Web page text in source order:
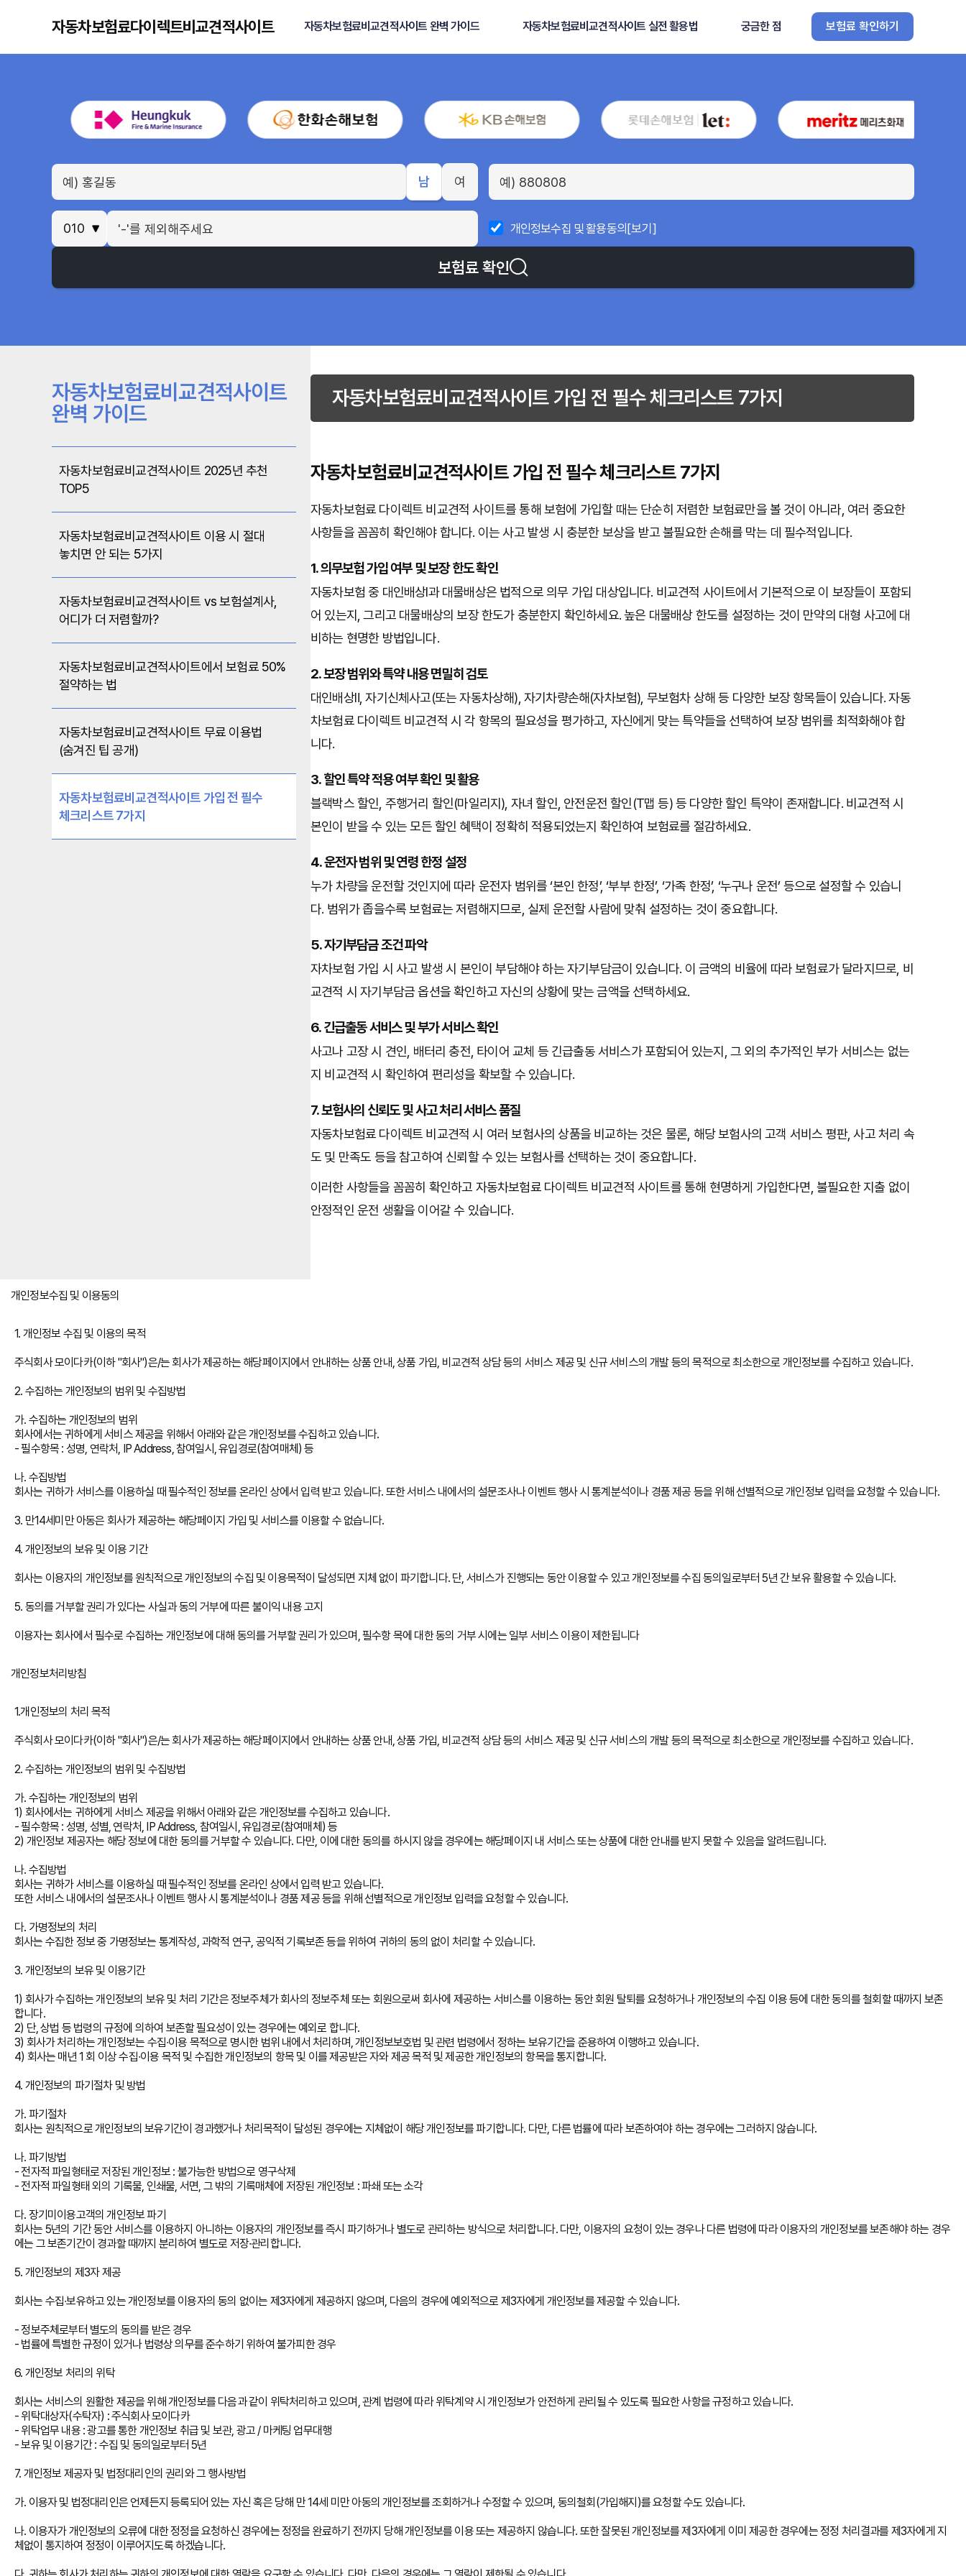
자동차보험료다이렉트비교견적사이트 자동차보험료비교견적사이트 완벽 가이드 자동차보험료비교견적사이트 실전 활용법 궁금한 점 보험료 확인하기
남 여
개인정보수집 및 활용동의[보기]
보험료 확인
자동차보험료비교견적사이트
완벽 가이드
자동차보험료비교견적사이트 2025년 추천
TOP5
자동차보험료비교견적사이트 이용 시 절대
놓치면 안 되는 5가지
자동차보험료비교견적사이트 vs 보험설계사,
어디가 더 저렴할까?
자동차보험료비교견적사이트에서 보험료 50%
절약하는 법
자동차보험료비교견적사이트 무료 이용법
(숨겨진 팁 공개)
자동차보험료비교견적사이트 가입 전 필수
체크리스트 7가지
자동차보험료비교견적사이트 가입 전 필수 체크리스트 7가지
자동차보험료비교견적사이트 가입 전 필수 체크리스트 7가지
자동차보험료 다이렉트 비교견적 사이트를 통해 보험에 가입할 때는 단순히 저렴한 보험료만을 볼 것이 아니라, 여러 중요한
사항들을 꼼꼼히 확인해야 합니다. 이는 사고 발생 시 충분한 보상을 받고 불필요한 손해를 막는 데 필수적입니다.
1. 의무보험 가입 여부 및 보장 한도 확인
자동차보험 중 대인배상Ⅰ과 대물배상은 법적으로 의무 가입 대상입니다. 비교견적 사이트에서 기본적으로 이 보장들이 포함되
어 있는지, 그리고 대물배상의 보장 한도가 충분한지 확인하세요. 높은 대물배상 한도를 설정하는 것이 만약의 대형 사고에 대
비하는 현명한 방법입니다.
2. 보장 범위와 특약 내용 면밀히 검토
대인배상Ⅱ, 자기신체사고(또는 자동차상해), 자기차량손해(자차보험), 무보험차 상해 등 다양한 보장 항목들이 있습니다. 자동
차보험료 다이렉트 비교견적 시 각 항목의 필요성을 평가하고, 자신에게 맞는 특약들을 선택하여 보장 범위를 최적화해야 합
니다.
3. 할인 특약 적용 여부 확인 및 활용
블랙박스 할인, 주행거리 할인(마일리지), 자녀 할인, 안전운전 할인(T맵 등) 등 다양한 할인 특약이 존재합니다. 비교견적 시
본인이 받을 수 있는 모든 할인 혜택이 정확히 적용되었는지 확인하여 보험료를 절감하세요.
4. 운전자 범위 및 연령 한정 설정
누가 차량을 운전할 것인지에 따라 운전자 범위를 ‘본인 한정’, ‘부부 한정’, ‘가족 한정’, ‘누구나 운전’ 등으로 설정할 수 있습니
다. 범위가 좁을수록 보험료는 저렴해지므로, 실제 운전할 사람에 맞춰 설정하는 것이 중요합니다.
5. 자기부담금 조건 파악
자차보험 가입 시 사고 발생 시 본인이 부담해야 하는 자기부담금이 있습니다. 이 금액의 비율에 따라 보험료가 달라지므로, 비
교견적 시 자기부담금 옵션을 확인하고 자신의 상황에 맞는 금액을 선택하세요.
6. 긴급출동 서비스 및 부가 서비스 확인
사고나 고장 시 견인, 배터리 충전, 타이어 교체 등 긴급출동 서비스가 포함되어 있는지, 그 외의 추가적인 부가 서비스는 없는
지 비교견적 시 확인하여 편리성을 확보할 수 있습니다.
7. 보험사의 신뢰도 및 사고 처리 서비스 품질
자동차보험료 다이렉트 비교견적 시 여러 보험사의 상품을 비교하는 것은 물론, 해당 보험사의 고객 서비스 평판, 사고 처리 속
도 및 만족도 등을 참고하여 신뢰할 수 있는 보험사를 선택하는 것이 중요합니다.
이러한 사항들을 꼼꼼히 확인하고 자동차보험료 다이렉트 비교견적 사이트를 통해 현명하게 가입한다면, 불필요한 지출 없이
안정적인 운전 생활을 이어갈 수 있습니다.
개인정보수집 및 이용동의
1. 개인정보 수집 및 이용의 목적
주식회사 모이다카(이하 "회사")은/는 회사가 제공하는 해당페이지에서 안내하는 상품 안내, 상품 가입, 비교견적 상담 등의 서비스 제공 및 신규 서비스의 개발 등의 목적으로 최소한으로 개인정보를 수집하고 있습니다.
2. 수집하는 개인정보의 범위 및 수집방법
가. 수집하는 개인정보의 범위
회사에서는 귀하에게 서비스 제공을 위해서 아래와 같은 개인정보를 수집하고 있습니다.
- 필수항목 : 성명, 연락처, IP Address, 참여일시, 유입경로(참여매체) 등
나. 수집방법
회사는 귀하가 서비스를 이용하실 때 필수적인 정보를 온라인 상에서 입력 받고 있습니다. 또한 서비스 내에서의 설문조사나 이벤트 행사 시 통계분석이나 경품 제공 등을 위해 선별적으로 개인정보 입력을 요청할 수 있습니다.
3. 만14세미만 아동은 회사가 제공하는 해당페이지 가입 및 서비스를 이용할 수 없습니다.
4. 개인정보의 보유 및 이용 기간
회사는 이용자의 개인정보를 원칙적으로 개인정보의 수집 및 이용목적이 달성되면 지체 없이 파기합니다. 단, 서비스가 진행되는 동안 이용할 수 있고 개인정보를 수집 동의일로부터 5년 간 보유 활용할 수 있습니다.
5. 동의를 거부할 권리가 있다는 사실과 동의 거부에 따른 불이익 내용 고지
이용자는 회사에서 필수로 수집하는 개인정보에 대해 동의를 거부할 권리가 있으며, 필수항 목에 대한 동의 거부 시에는 일부 서비스 이용이 제한됩니다
개인정보처리방침
1.개인정보의 처리 목적
주식회사 모이다카(이하 "회사")은/는 회사가 제공하는 해당페이지에서 안내하는 상품 안내, 상품 가입, 비교견적 상담 등의 서비스 제공 및 신규 서비스의 개발 등의 목적으로 최소한으로 개인정보를 수집하고 있습니다.
2. 수집하는 개인정보의 범위 및 수집방법
가. 수집하는 개인정보의 범위
1) 회사에서는 귀하에게 서비스 제공을 위해서 아래와 같은 개인정보를 수집하고 있습니다.
- 필수항목 : 성명, 성별, 연락처, IP Address, 참여일시, 유입경로(참여매체) 등
2) 개인정보 제공자는 해당 정보에 대한 동의를 거부할 수 있습니다. 다만, 이에 대한 동의를 하시지 않을 경우에는 해당페이지 내 서비스 또는 상품에 대한 안내를 받지 못할 수 있음을 알려드립니다.
나. 수집방법
회사는 귀하가 서비스를 이용하실 때 필수적인 정보를 온라인 상에서 입력 받고 있습니다.
또한 서비스 내에서의 설문조사나 이벤트 행사 시 통계분석이나 경품 제공 등을 위해 선별적으로 개인정보 입력을 요청할 수 있습니다.
다. 가명정보의 처리
회사는 수집한 정보 중 가명정보는 통계작성, 과학적 연구, 공익적 기록보존 등을 위하여 귀하의 동의 없이 처리할 수 있습니다.
3. 개인정보의 보유 및 이용기간
1) 회사가 수집하는 개인정보의 보유 및 처리 기간은 정보주체가 회사의 정보주체 또는 회원으로써 회사에 제공하는 서비스를 이용하는 동안 회원 탈퇴를 요청하거나 개인정보의 수집 이용 등에 대한 동의를 철회할 때까지 보존
합니다.
2) 단, 상법 등 법령의 규정에 의하여 보존할 필요성이 있는 경우에는 예외로 합니다.
3) 회사가 처리하는 개인정보는 수집∙이용 목적으로 명시한 범위 내에서 처리하며, 개인정보보호법 및 관련 법령에서 정하는 보유기간을 준용하여 이행하고 있습니다.
4) 회사는 매년 1 회 이상 수집∙이용 목적 및 수집한 개인정보의 항목 및 이를 제공받은 자와 제공 목적 및 제공한 개인정보의 항목을 통지합니다.
4. 개인정보의 파기절차 및 방법
가. 파기절차
회사는 원칙적으로 개인정보의 보유기간이 경과했거나 처리목적이 달성된 경우에는 지체없이 해당 개인정보를 파기합니다. 다만, 다른 법률에 따라 보존하여야 하는 경우에는 그러하지 않습니다.
나. 파기방법
- 전자적 파일형태로 저장된 개인정보 : 불가능한 방법으로 영구삭제
- 전자적 파일형태 외의 기록물, 인쇄물, 서면, 그 밖의 기록매체에 저장된 개인정보 : 파쇄 또는 소각
다. 장기미이용고객의 개인정보 파기
회사는 5년의 기간 동안 서비스를 이용하지 아니하는 이용자의 개인정보를 즉시 파기하거나 별도로 관리하는 방식으로 처리합니다. 다만, 이용자의 요청이 있는 경우나 다른 법령에 따라 이용자의 개인정보를 보존해야 하는 경우
에는 그 보존기간이 경과할 때까지 분리하여 별도로 저장∙관리합니다.
5. 개인정보의 제3자 제공
회사는 수집∙보유하고 있는 개인정보를 이용자의 동의 없이는 제3자에게 제공하지 않으며, 다음의 경우에 예외적으로 제3자에게 개인정보를 제공할 수 있습니다.
- 정보주체로부터 별도의 동의를 받은 경우
- 법률에 특별한 규정이 있거나 법령상 의무를 준수하기 위하여 불가피한 경우
6. 개인정보 처리의 위탁
회사는 서비스의 원활한 제공을 위해 개인정보를 다음과 같이 위탁처리하고 있으며, 관계 법령에 따라 위탁계약 시 개인정보가 안전하게 관리될 수 있도록 필요한 사항을 규정하고 있습니다.
- 위탁대상자(수탁자) : 주식회사 모이다카
- 위탁업무 내용 : 광고를 통한 개인정보 취급 및 보관, 광고 / 마케팅 업무대행
- 보유 및 이용기간 : 수집 및 동의일로부터 5년
7. 개인정보 제공자 및 법정대리인의 권리와 그 행사방법
가. 이용자 및 법정대리인은 언제든지 등록되어 있는 자신 혹은 당해 만 14세 미만 아동의 개인정보를 조회하거나 수정할 수 있으며, 동의철회(가입해지)를 요청할 수도 있습니다.
나. 이용자가 개인정보의 오류에 대한 정정을 요청하신 경우에는 정정을 완료하기 전까지 당해 개인정보를 이용 또는 제공하지 않습니다. 또한 잘못된 개인정보를 제3자에게 이미 제공한 경우에는 정정 처리결과를 제3자에게 지
체없이 통지하여 정정이 이루어지도록 하겠습니다.